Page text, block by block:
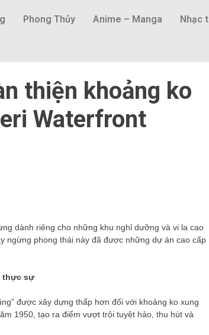
Phong Thủy Anime – Manga Nhạc
thiện khoảng ko
Waterfront
dành riêng cho những khu nghỉ dưỡng và vi la cao
ngừng phong thái này đã được những dự án cao cấp
thực sự
được xây dựng thấp hơn đối với khoảng ko xung
1950, tạo ra điểm vượt trội tuyệt hảo, thu hút và